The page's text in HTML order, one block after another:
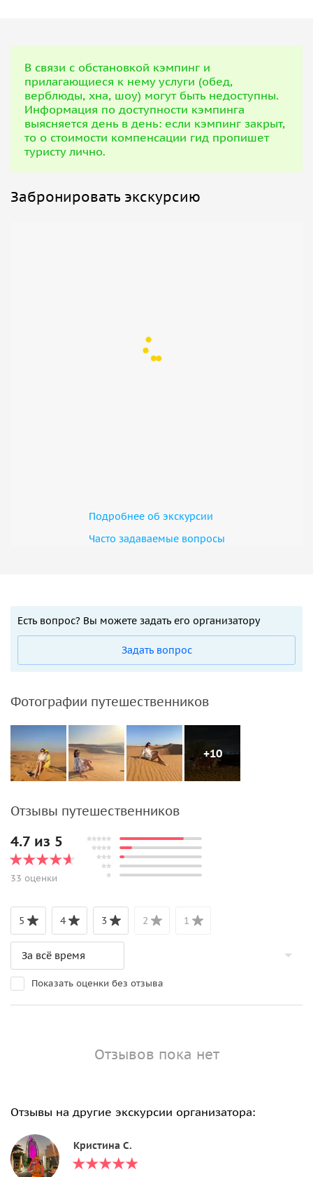
В связи с обстановкой кэмпинг и
прилагающиеся к нему услуги (обед,
верблюды, хна, шоу) могут быть недоступны.
Информация по доступности кэмпинга
выясняется день в день: если кэмпинг закрыт,
то о стоимости компенсации гид пропишет
туристу лично.
Забронировать экскурсию
Подробнее об экскурсии
Часто задаваемые вопросы
Есть вопрос? Вы можете задать его организатору
Задать вопрос
Фотографии путешественников
+10
Отзывы путешественников
4.7 из 5
33 оценки
5 4 3 2 1
Показать оценки без отзыва
Отзывов пока нет
Отзывы на другие экскурсии организатора:
Кристина С.